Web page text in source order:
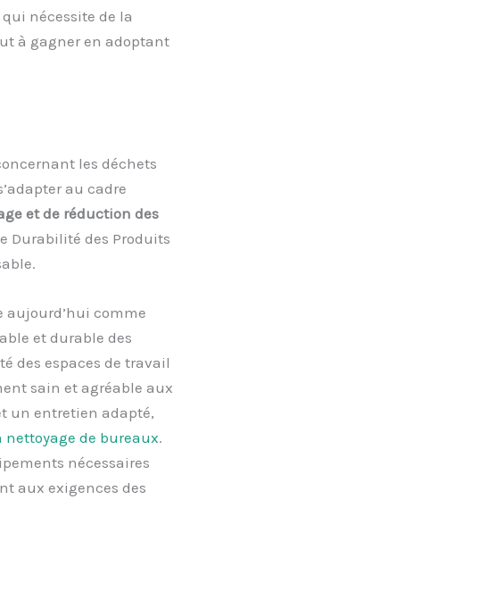
nécessite de la
à gagner en adoptant
les déchets
au cadre
et de réduction des
Durabilité des Produits
aujourd’hui comme
et durable des
des espaces de travail
sain et agréable aux
un entretien adapté,
nettoyage de bureaux.
nécessaires
aux exigences des